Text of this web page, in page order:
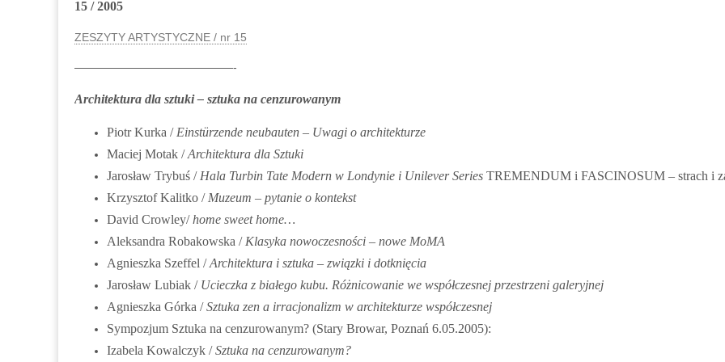
15 / 2005
ZESZYTY ARTYSTYCZNE / nr 15
——————————————-
Architektura dla sztuki – sztuka na cenzurowanym
Piotr Kurka / Einstürzende neubauten – Uwagi o architekturze
Maciej Motak /Architektura dla Sztuki
Jarosław Trybuś / Hala Turbin Tate Modern w Londynie i Unilever Series TREMENDUM i FASCINOSUM – strach i
Krzysztof Kalitko / Muzeum – pytanie o kontekst
David Crowley/home sweet home…
Aleksandra Robakowska / Klasyka nowoczesności – nowe MoMA
Agnieszka Szeffel /Architektura i sztuka – związki i dotknięcia
Jarosław Lubiak / Ucieczka z białego kubu. Różnicowanie we współczesnej przestrzeni galeryjnej
Agnieszka Górka /Sztuka zen a irracjonalizm w architekturze współczesnej
Sympozjum Sztuka na cenzurowanym? (Stary Browar, Poznań 6.05.2005):
Izabela Kowalczyk /Sztuka na cenzurowanym?